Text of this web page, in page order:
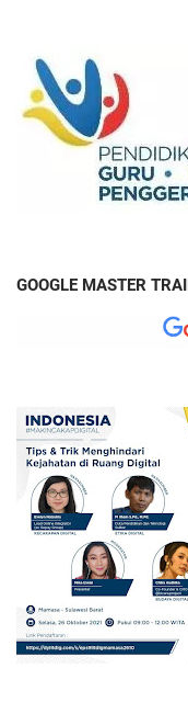
GOOGLE MASTER